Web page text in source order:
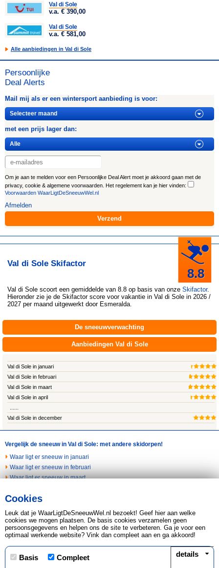
Val di Sole Skifactor
8.8
Val di Sole scoort een gemiddelde van 8.8 op basis van onze Skifactor.
Hieronder zie je de Skifactor score voor vakantie in Val di Sole in 2026 /
2027 per maand uitgewerkt door Esmeralda.
De sneeuwverwachting
Aanbiedingen Val di Sole
Val di Sole in januari
Val di Sole in februari
Val di Sole in maart
Val di Sole in april
Val di Sole in december
Vergelijk de sneeuw in Val di Sole: met andere skidorpen!
Waar ligt er sneeuw in januari
Waar ligt er sneeuw in februari
Waar ligt er sneeuw in maart
Waar ligt er sneeuw in november
Last minute naar de sneeuw
Val di Sole
v.a. € 390,00
Val di Sole
v.a. € 581,00
Alle aanbiedingen in Val di Sole
Persoonlijke
Deal Alerts
Mail mij als er een wintersport aanbieding is voor:
met een prijs lager dan:
Om je aan te melden voor een Persoonlijke Deal Alert moet je akkoord gaan met de
privacy, cookie & algemene voorwaarden. Het regelement kan je hier vinden:
Voorwaarden WaarLigtDeSneeuwWel.nl
Afmelden
Cookies
Leuk dat je WaarLigtDeSneeuwWel.nl bezoekt! Geef hier aan welke
cookies we mogen plaatsen. De basis cookies verzamelen geen
persoonsgegevens en helpen ons de site te verbeteren. Ga je voor een
optimaal werkende website? Vink dan compleet aan en ga akkoord!
Basis Compleet details